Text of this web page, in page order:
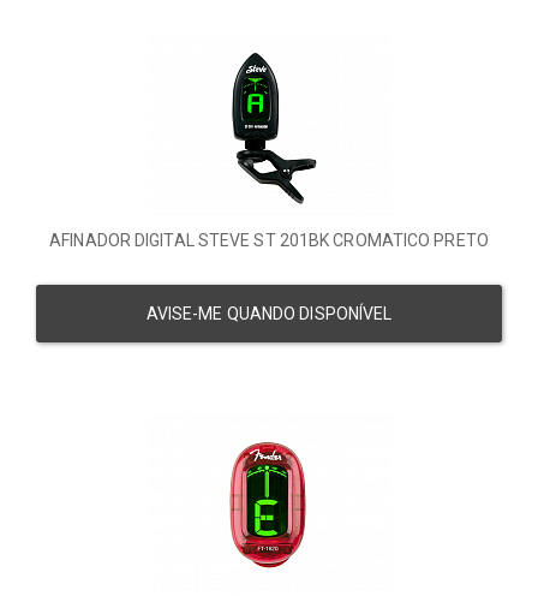
AFINADOR DIGITAL STEVE ST 201BK CROMATICO PRETO
AVISE-ME QUANDO DISPONÍVEL